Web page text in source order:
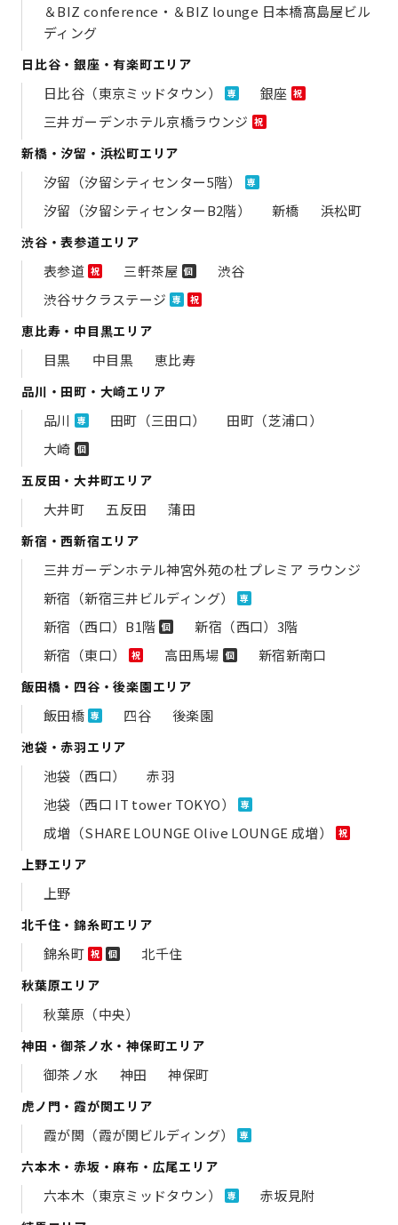
＆BIZ conference・＆BIZ lounge 日本橋髙島屋ビル
ディング
日比谷・銀座・有楽町エリア
日比谷（東京ミッドタウン） 専 銀座 祝
三井ガーデンホテル京橋ラウンジ 祝
新橋・汐留・浜松町エリア
汐留（汐留シティセンター5階） 専
汐留（汐留シティセンターB2階） 新橋 浜松町
渋谷・表参道エリア
表参道 祝 三軒茶屋 個
渋谷
渋谷サクラステージ 専 祝
恵比寿・中目黒エリア
目黒 中目黒 恵比寿
品川・田町・大崎エリア
品川 専 田町（三田口）
田町（芝浦口）
大崎 個
五反田・大井町エリア
大井町 五反田 蒲田
新宿・西新宿エリア
三井ガーデンホテル神宮外苑の​杜プレミア ラウンジ
新宿（新宿三井ビルディング）
専
新宿（西口）B1階 個
新宿（西口）3階
新宿（東口）
祝 高田馬場 個 新宿新南口
飯田橋・四谷・後楽園エリア
飯田橋 専 四谷 後楽園
池袋・赤羽エリア
池袋（西口）
赤羽
池袋（西口 IT tower TOKYO）
専
成増（SHARE LOUNGE Olive LOUNGE 成増） 祝
上野エリア
上野
北千住・錦糸町エリア
錦糸町 祝 個 北千住
秋葉原エリア
秋葉原（中央）
神田・御茶ノ水・神保町エリア
御茶ノ水 神田 神保町
虎ノ門・霞が関エリア
霞が関（霞が関ビルディング） 専
六本木・赤坂・麻布・広尾エリア
六本木（東京ミッドタウン） 専 赤坂見附